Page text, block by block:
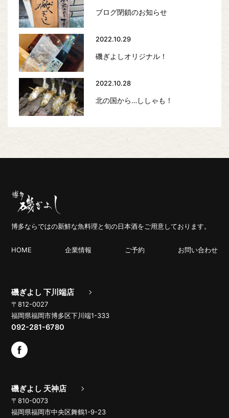
ブログ閉鎖のお知らせ
2022.10.29
磯ぎよしオリジナル！
2022.10.28
北の国から…ししゃも！
博多ならではの新鮮な魚料理と旬の日本酒をご用意しております。
HOME 企業情報 ご予約 お問い合わせ
磯ぎよし 下川端店
〒812-0027
福岡県福岡市博多区下川端1-333
092-281-6780
磯ぎよし 天神店
〒810-0073
福岡県福岡市中央区舞鶴1-9-23